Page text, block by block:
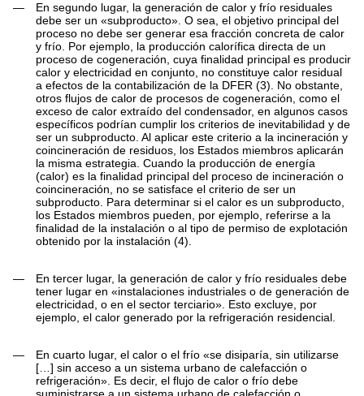
—
En segundo lugar, la generación de calor y frío residuales
debe ser un «subproducto». O sea, el objetivo principal del
proceso no debe ser generar esa fracción concreta de calor
y frío. Por ejemplo, la producción calorífica directa de un
proceso de cogeneración, cuya finalidad principal es producir
calor y electricidad en conjunto, no constituye calor residual
a efectos de la contabilización de la DFER(3). No obstante,
otros flujos de calor de procesos de cogeneración, como el
exceso de calor extraído del condensador, en algunos casos
específicos podrían cumplir los criterios de inevitabilidad y de
ser un subproducto. Al aplicar este criterio a la incineración y
coincineración de residuos, los Estados miembros aplicarán
la misma estrategia. Cuando la producción de energía
(calor) es la finalidad principal del proceso de incineración o
coincineración, no se satisface el criterio de ser un
subproducto. Para determinar si el calor es un subproducto,
los Estados miembros pueden, por ejemplo, referirse a la
finalidad de la instalación o al tipo de permiso de explotación
obtenido por la instalación(4).
—
En tercer lugar, la generación de calor y frío residuales debe
tener lugar en «instalaciones industriales o de generación de
electricidad, o en el sector terciario». Esto excluye, por
ejemplo, el calor generado por la refrigeración residencial.
—
En cuarto lugar, el calor o el frío «se disiparía, sin utilizarse
[…] sin acceso a un sistema urbano de calefacción o
refrigeración». Es decir, el flujo de calor o frío debe